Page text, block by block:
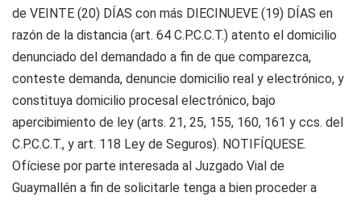
de VEINTE (20) DÍAS con más DIECINUEVE (19) DÍAS en
razón de la distancia (art. 64 C.P.C.C.T.) atento el domicilio
denunciado del demandado a fin de que comparezca,
conteste demanda, denuncie domicilio real y electrónico, y
constituya domicilio procesal electrónico, bajo
apercibimiento de ley (arts. 21, 25, 155, 160, 161 y ccs. del
C.P.C.C.T., y art. 118 Ley de Seguros). NOTIFÍQUESE.
Ofíciese por parte interesada al Juzgado Vial de
Guaymallén a fin de solicitarle tenga a bien proceder a